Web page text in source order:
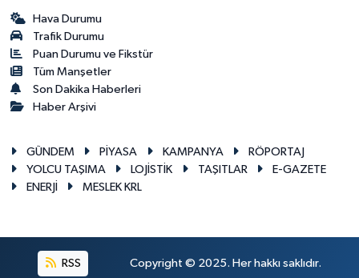
Hava Durumu
Trafik Durumu
Puan Durumu ve Fikstür
Tüm Manşetler
Son Dakika Haberleri
Haber Arşivi
GÜNDEM PİYASA KAMPANYA
RÖPORTAJ
YOLCU TAŞIMA
LOJİSTİK TAŞITLAR
E-GAZETE
ENERJİ
MESLEK KRL
RSS Copyright © 2025. Her hakkı saklıdır.